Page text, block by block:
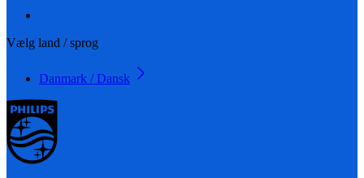
Vælg land / sprog
Danmark / Dansk